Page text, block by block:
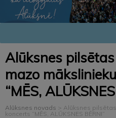
Alūksnes
mazo
“MĒS,
Alūksnes novads > Alūksnes
koncerts “MĒS, ALŪKSNES BĒRNI”